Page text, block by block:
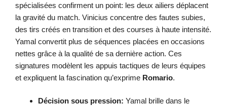
spécialisées confirment un point: les deux ailiers déplacent
la gravité du match. Vinicius concentre des fautes subies,
des tirs créés en transition et des courses à haute intensité.
Yamal convertit plus de séquences placées en occasions
nettes grâce à la qualité de sa dernière action. Ces
signatures modèlent les appuis tactiques de leurs équipes
et expliquent la fascination qu’exprime Romario.
Décision sous pression: Yamal brille dans le